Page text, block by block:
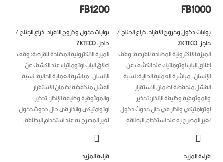
دخول وخروج الافراد,ذراع الجناح /
ZKTECO
الالكترونية المضادة للقرصة: وقف
الباب اوتوماتيك عند الكشف عن
مباشرة العملية الحالية: نسبة
منخفضة لضمان الاستقرار
وظيفة الإنذار: تحذير
وانذار في حال حدوث دخول
المصرح به عند استخدام البطاقة.
المزيد
FB1200
بوابات دخول وخروج الافراد,ذراع الجناح /
ZKTECO
الميزة الالكترونية المضادة للقرصة: وقف
إغلاق الباب اوتوماتيك عند الكشف عن
الإنسان. مباشرة العملية الحالية: نسبة
الفشل منخفضة لضمان الاستقرار
والموثوقية وظيفة الإنذار: تحذير
اوتوامتيكي وانذار في حال حدوث دخول
لغير المصرح به عند استخدام البطاقة.
قراءة المزيد